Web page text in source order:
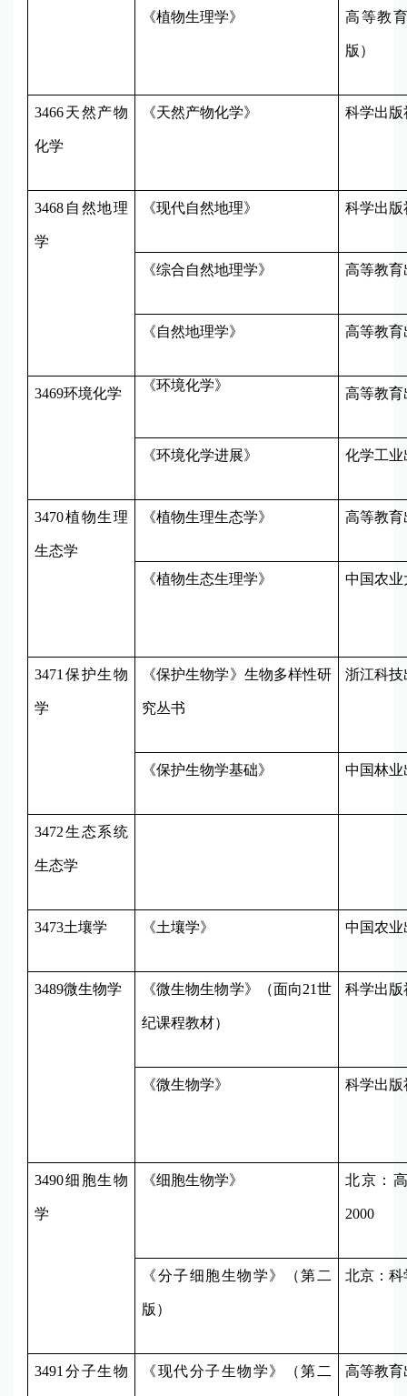
《植物生理学》 高等教
版）
3466天然产物
化学
《天然产物化学》 科学出版
3468 自然地理
学
《现代自然地理》 科学出版
《综合自然地理学》 高等教育
《自然地理学》 高等教育
3469环境化学
《环境化学》
高等教育
《环境化学进展》 化学工业
3470植物生理
生态学
《植物生理生态学》 高等教育
《植物生态生理学》 中国农
3471 保护生物
学
《保护生物学》生物多样性研
究丛书
浙江科技
《保护生物学基础》 中国林业
3472生态系统
生态学
3473土壤学 《土壤学》 中国农业
3489微生物学 《微生物生物学》（面向21世
纪课程教材）
科学出版
《微生物学》 科学出版
3490细胞生物
学
《细胞生物学》 北京：
2000
《分子细胞生物学》（第二
版）
北京：
3491 分子生物 《现代分子生物学》（第二 高等教育